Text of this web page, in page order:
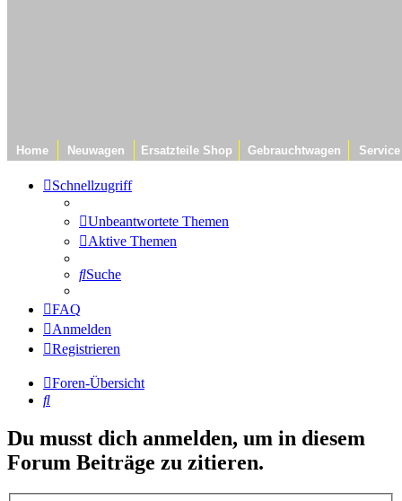
Home Neuwagen Ersatzteile Shop Gebrauchtwagen Service
Schnellzugriff
Unbeantwortete Themen
Aktive Themen
Suche
FAQ
Anmelden
Registrieren
Foren-Übersicht
Suche
Du musst dich anmelden, um in diesem
Forum Beiträge zu zitieren.